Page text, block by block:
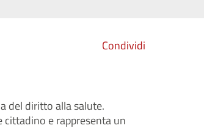
Condividi
del diritto alla salute.
e rappresenta un